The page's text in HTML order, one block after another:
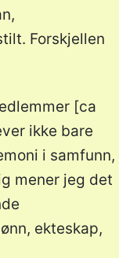
Forskjellen
[ca
ikke bare
i samfunn,
mener jeg det
ekteskap,